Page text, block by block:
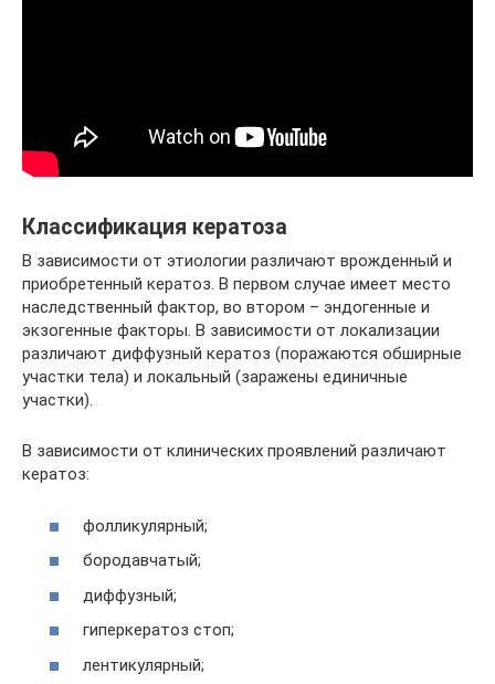
Классификация кератоза
В зависимости от этиологии различают врожденный и
приобретенный кератоз. В первом случае имеет место
наследственный фактор, во втором – эндогенные и
экзогенные факторы. В зависимости от локализации
различают диффузный кератоз (поражаются обширные
участки тела) и локальный (заражены единичные
участки).
В зависимости от клинических проявлений различают
кератоз:
фолликулярный;
бородавчатый;
диффузный;
гиперкератоз стоп;
лентикулярный;